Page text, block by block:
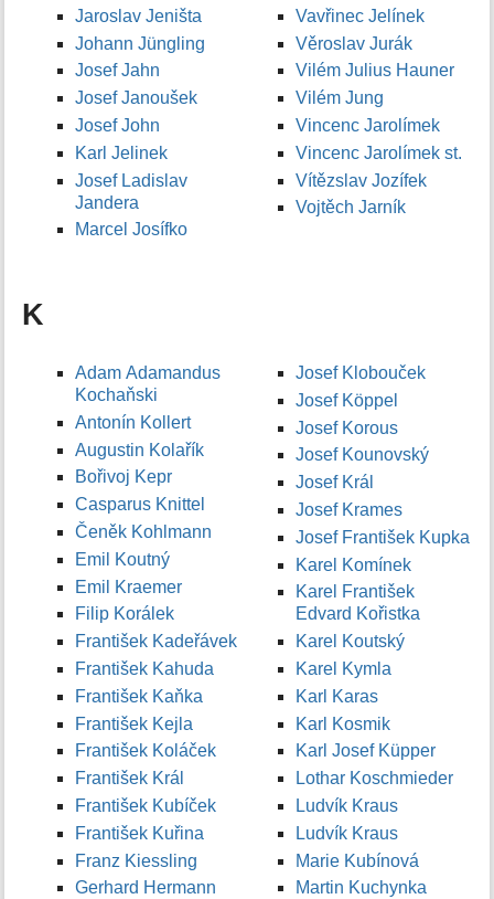
Jaroslav Jeništa
Johann Jüngling
Josef Jahn
Josef Janoušek
Josef John
Karl Jelinek
Josef Ladislav
Jandera
Marcel Josífko
Vavřinec Jelínek
Věroslav Jurák
Vilém Julius Hauner
Vilém Jung
Vincenc Jarolímek
Vincenc Jarolímek st.
Vítězslav Jozífek
Vojtěch Jarník
K
Adam Adamandus
Kochaňski
Antonín Kollert
Augustin Kolařík
Bořivoj Kepr
Casparus Knittel
Čeněk Kohlmann
Emil Koutný
Emil Kraemer
Filip Korálek
František Kadeřávek
František Kahuda
František Kaňka
František Kejla
František Koláček
František Král
František Kubíček
František Kuřina
Franz Kiessling
Gerhard Hermann
Josef Klobouček
Josef Köppel
Josef Korous
Josef Kounovský
Josef Král
Josef Krames
Josef František Kupka
Karel Komínek
Karel František
Edvard Kořistka
Karel Koutský
Karel Kymla
Karl Karas
Karl Kosmik
Karl Josef Küpper
Lothar Koschmieder
Ludvík Kraus
Ludvík Kraus
Marie Kubínová
Martin Kuchynka